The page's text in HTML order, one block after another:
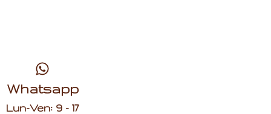
Whatsapp
Lun-Ven: 9 - 17